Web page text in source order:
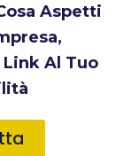
Aspetti
Al Tuo